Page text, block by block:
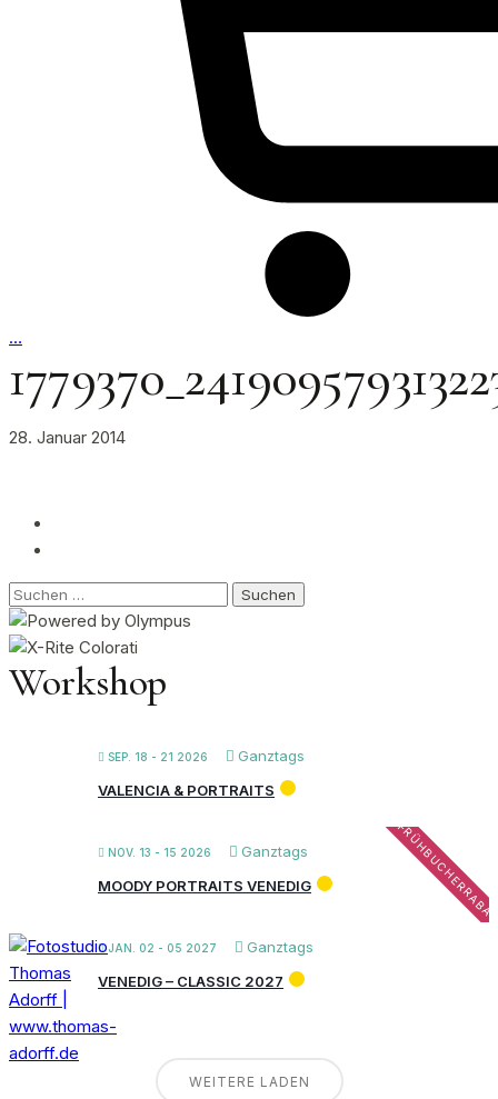
…
28. Januar 2014
Suchen
nach:
Workshop
SEP. 18 - 21 2026
Ganztags
VALENCIA & PORTRAITS
NOV. 13 - 15 2026 Ganztags
MOODY PORTRAITS VENEDIG
JAN. 02 - 05 2027
Ganztags
VENEDIG – CLASSIC 2027
WEITERE LADEN